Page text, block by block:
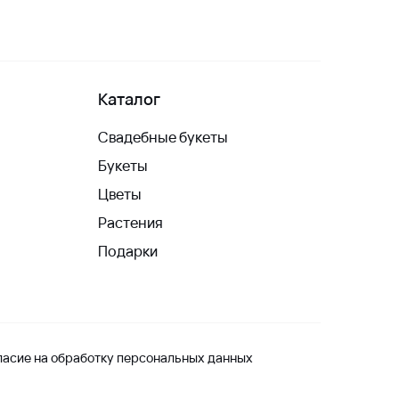
Каталог
Свадебные букеты
Букеты
Цветы
Растения
Подарки
на обработку персональных данных